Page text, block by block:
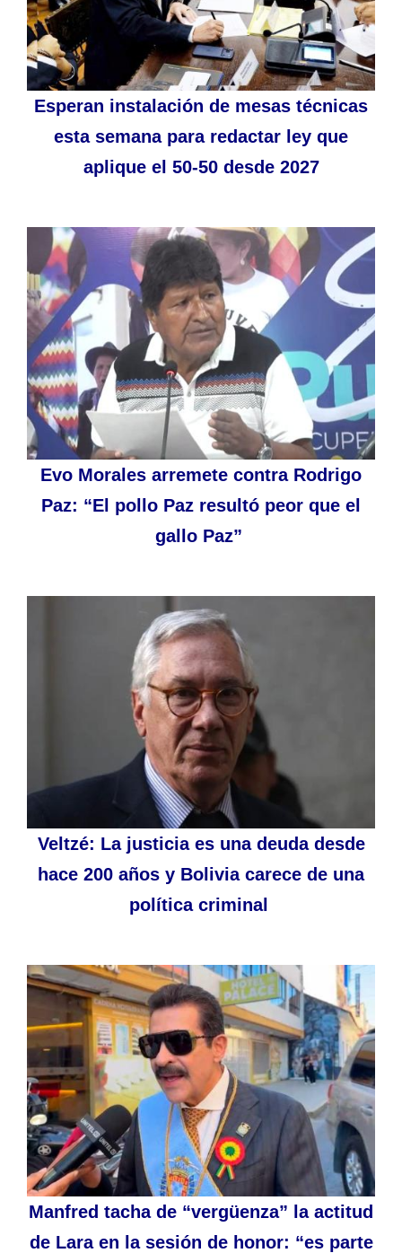
Esperan instalación de mesas técnicas
esta semana para redactar ley que
aplique el 50-50 desde 2027
Evo Morales arremete contra Rodrigo
Paz: “El pollo Paz resultó peor que el
gallo Paz”
Veltzé: La justicia es una deuda desde
hace 200 años y Bolivia carece de una
política criminal
Manfred tacha de “vergüenza” la actitud
de Lara en la sesión de honor: “es parte